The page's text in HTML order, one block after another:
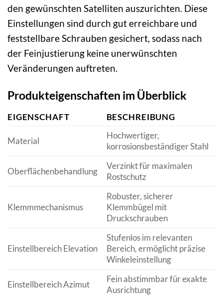
den gewünschten Satelliten auszurichten. Diese
Einstellungen sind durch gut erreichbare und
feststellbare Schrauben gesichert, sodass nach
der Feinjustierung keine unerwünschten
Veränderungen auftreten.
Produkteigenschaften im Überblick
EIGENSCHAFT BESCHREIBUNG
Material
Hochwertiger,
korrosionsbeständiger Stahl
Oberflächenbehandlung
Verzinkt für maximalen
Rostschutz
Klemmmechanismus
Robuster, sicherer
Klemmbügel mit
Druckschrauben
Einstellbereich Elevation
Stufenlos im relevanten
Bereich, ermöglicht präzise
Winkeleinstellung
Einstellbereich Azimut
Fein abstimmbar für exakte
Ausrichtung